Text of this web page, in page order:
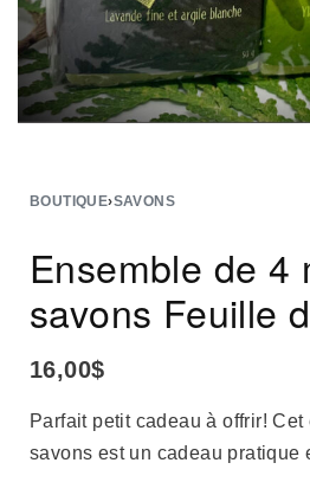
BOUTIQUE›SAVONS
Ensemble de 4
savons Feuille
16,00$
Parfait petit cadeau à offrir!
savons est un cadeau pratique